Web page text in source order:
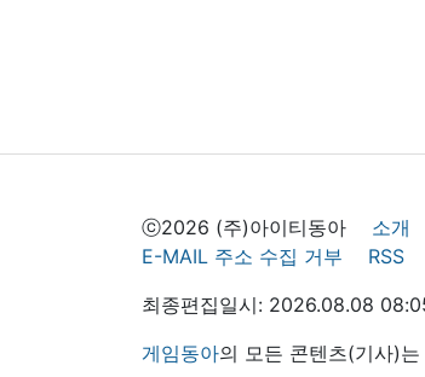
ⓒ2026 (주)아이티동아 소개
E-MAIL 주소 수집 거부
RSS
최종편집일시: 2026.08.08
게임동아의 모든 콘텐츠(기사)는